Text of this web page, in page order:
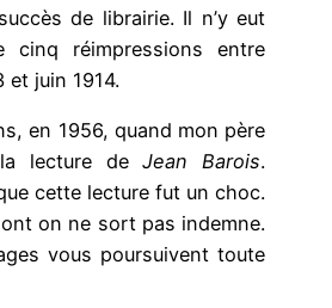
de librairie. Il n’y eut
cinq réimpressions entre
et juin 1914.
en 1956, quand mon père
la lecture deJean Barois.
cette lecture fut un choc.
on ne sort pas indemne.
vous poursuivent toute